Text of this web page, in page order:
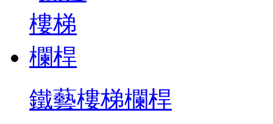
鐵藝樓梯欄桿